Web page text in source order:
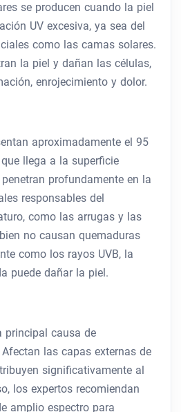
se producen cuando la piel
UV excesiva, ya sea del
como las camas solares.
la piel y dañan las células,
enrojecimiento y dolor.
aproximadamente el 95
llega a la superficie
profundamente en la
responsables del
como las arrugas y las
no causan quemaduras
como los rayos UVB, la
puede dañar la piel.
principal causa de
las capas externas de
significativamente al
los expertos recomiendan
amplio espectro para